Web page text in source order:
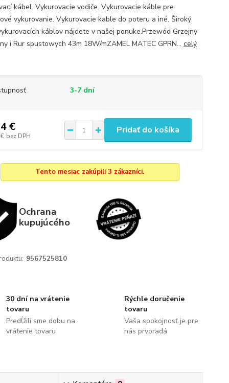
kábel. Vykurovacie vodiče. Vykurovacie káble pre
vykurovanie. Vykurovacie kable do poteru a iné. Široký
káblov nájdete v našej ponuke.Przewód Grzejny
i Rur spustowych 43m 18W/mZAMEL MATEC GPRN... celý
3-7 dní
€
bez DPH
Pridať do košíka
Tento mesiac zakúpili 3 zákazníci.
Ochrana
kupujúcého
9567525810
30 dní na vrátenie
tovaru
Predĺžili sme dobu na
vrátenie tovaru
Rýchle doručenie
tovaru
Vaša spokojnosť je pre
nás prvoradá